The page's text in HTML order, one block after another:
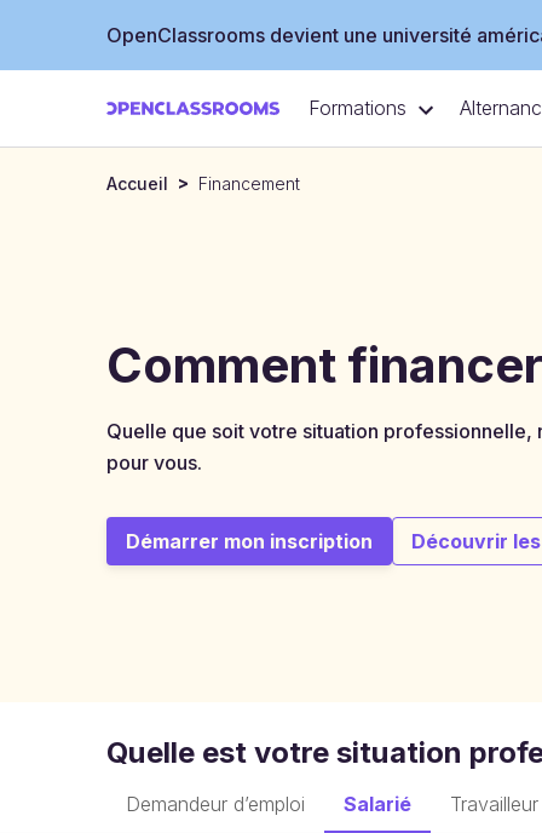
OpenClassrooms devient une université
Formations
Accueil > Financement
Comment
Quelle que soit votre situation
pour vous.
funding
mechanisms
are
specific
Démarrer mon inscription Découvrir
Quelle est votre situation
Demandeur d’emploi Salarié